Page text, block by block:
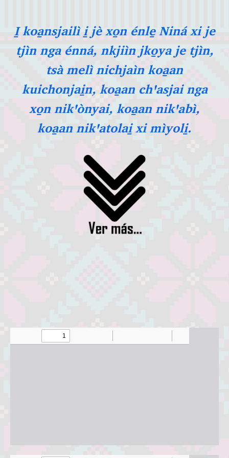
I̱ koa̱nsjailì i̱ jè xo̱n énle̱ Niná xi je
tjìn nga énná, nkjiìn jko̱ya je tjìn,
tsà melì nichjaìn koa̱an
kuichonjai̱n, koa̱an chꞌasjai nga
xo̱n nikꞌònyai, koa̱an nikꞌabì,
koa̱an nikꞌatolai̱ xi mìyoli̱.